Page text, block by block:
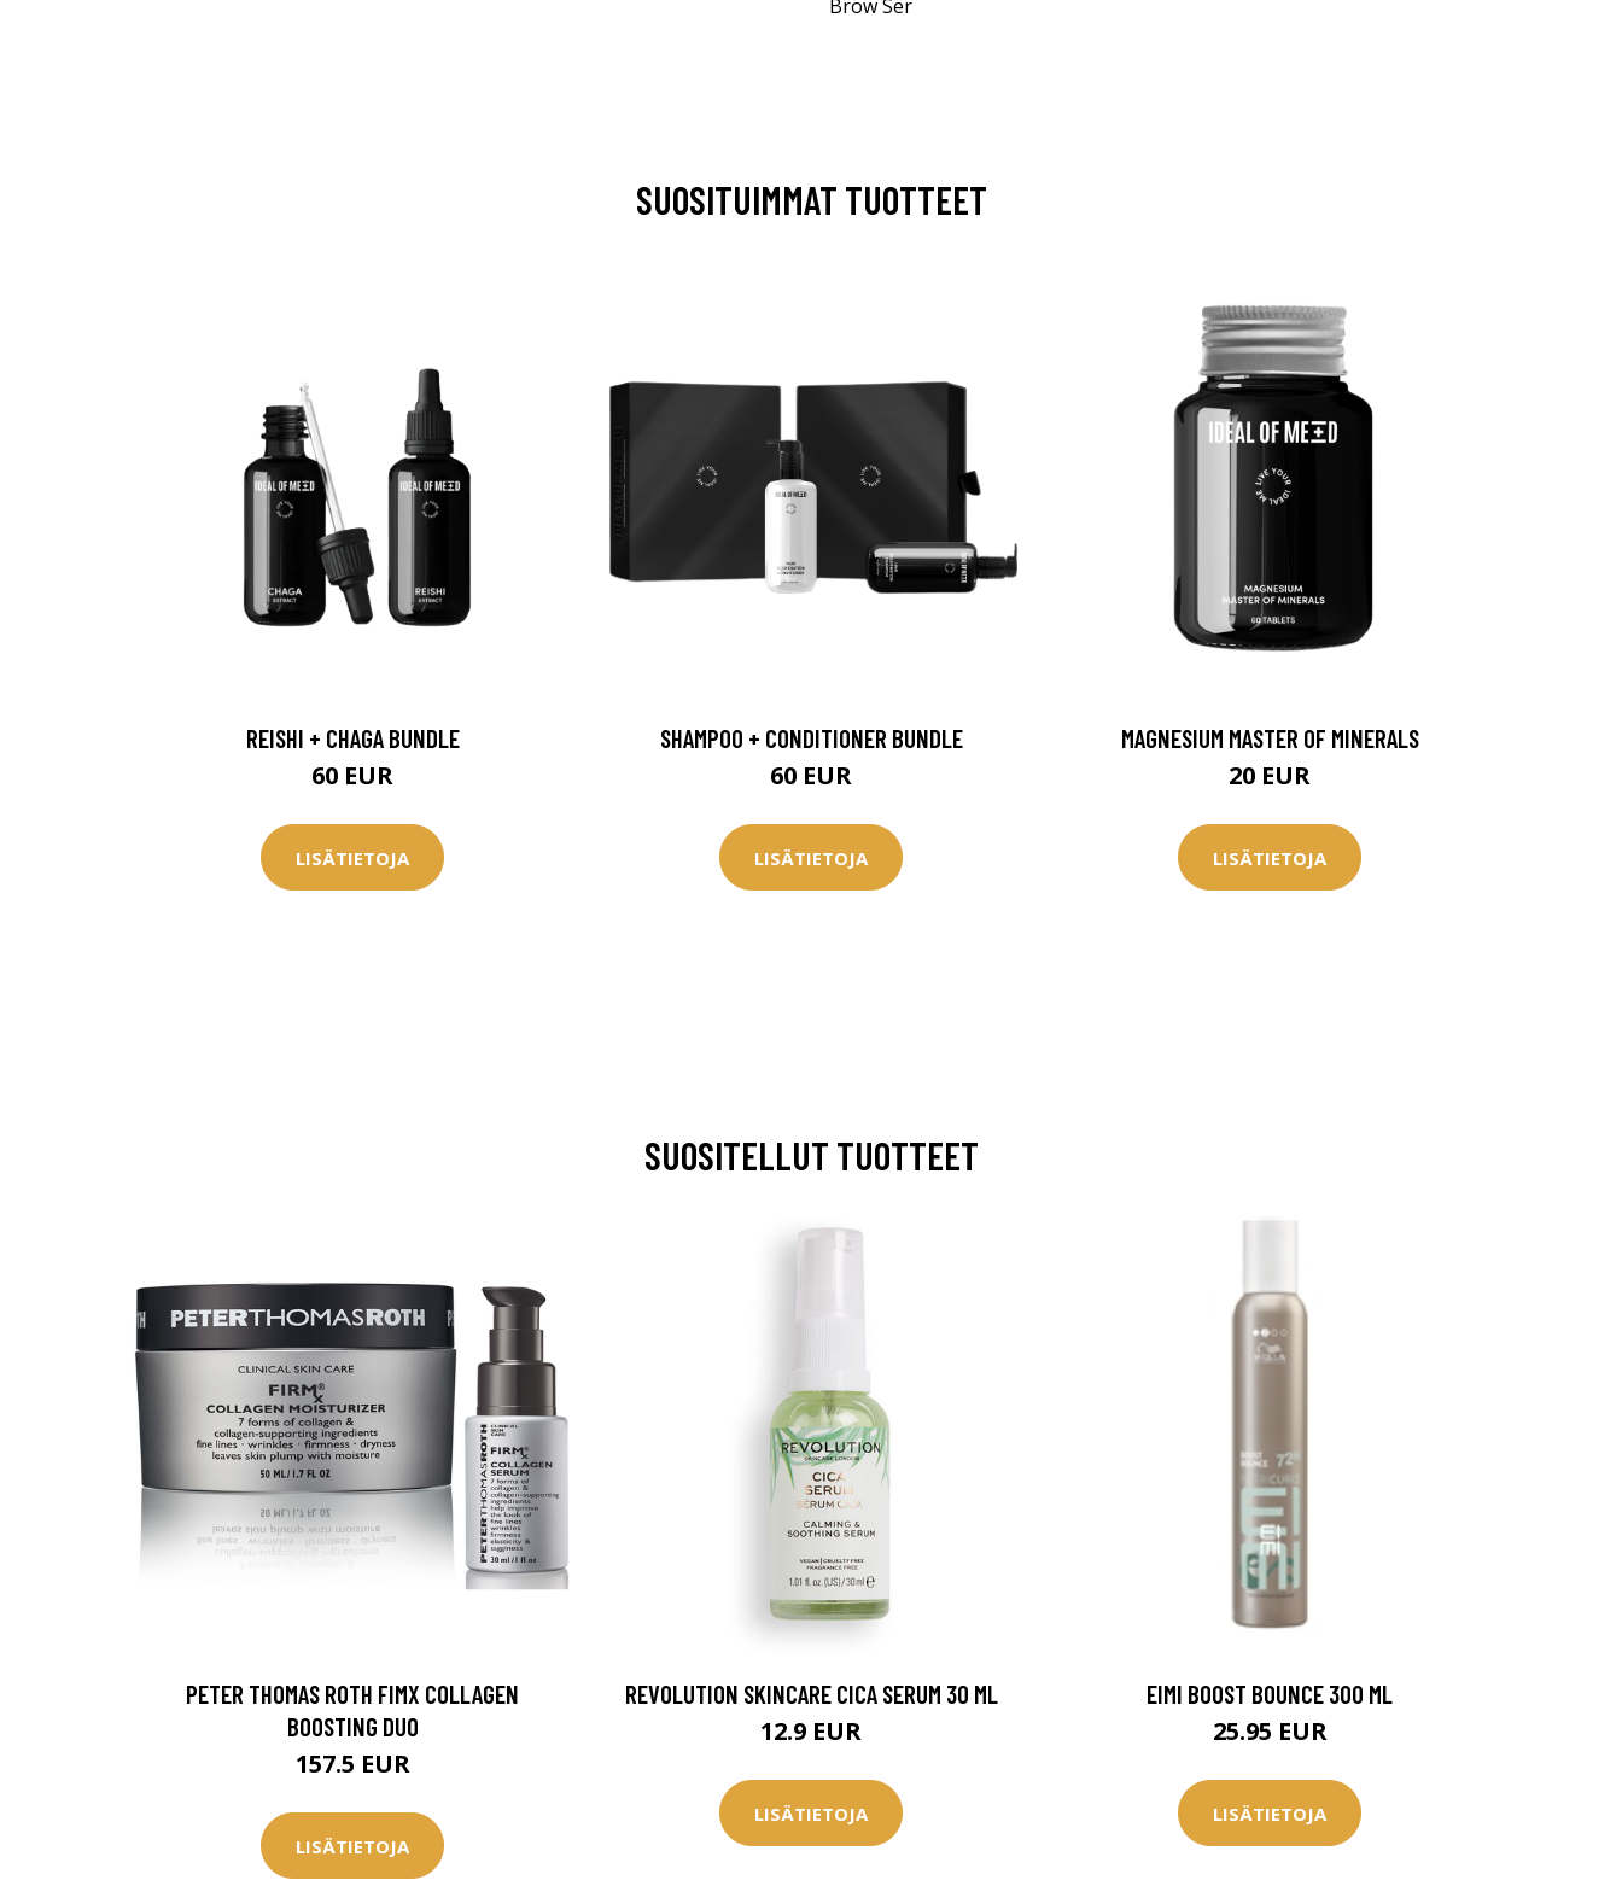
Brow Ser
SUOSITUIMMAT TUOTTEET
REISHI + CHAGA BUNDLE
60 EUR
LISÄTIETOJA
SHAMPOO + CONDITIONER BUNDLE
60 EUR
LISÄTIETOJA
MAGNESIUM MASTER OF MINERALS
20 EUR
LISÄTIETOJA
SUOSITELLUT TUOTTEET
PETER THOMAS ROTH FIMX COLLAGEN
BOOSTING DUO
157.5 EUR
LISÄTIETOJA
REVOLUTION SKINCARE CICA SERUM 30 ML
12.9 EUR
LISÄTIETOJA
EIMI BOOST BOUNCE 300 ML
25.95 EUR
LISÄTIETOJA
Kaikki IdealofMeDin tuotteet -20 %!
Saat myös -200 € toimenpiteistä, kun
konsultaation.
KATSO TARJOUS